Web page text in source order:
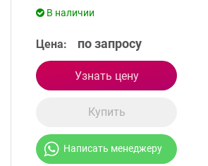
В наличии
Цена: по запросу
Узнать цену
Купить
Написать менеджеру